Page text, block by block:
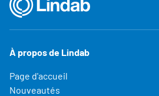
À propos de Lindab
Page d'accueil
Nouveautés